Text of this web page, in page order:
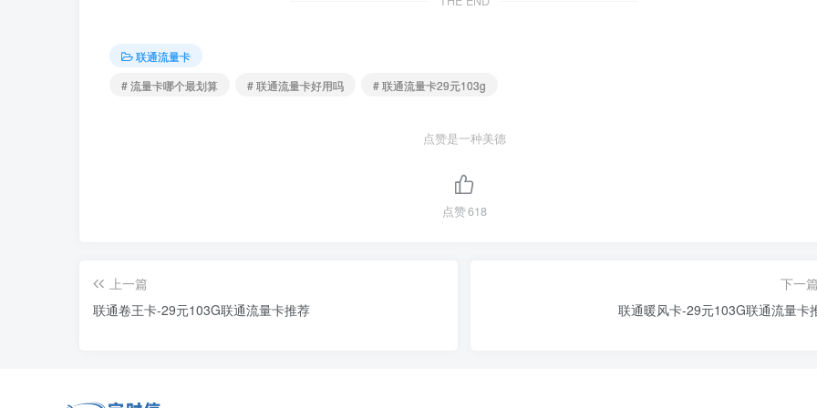
联通流量卡
# 流量卡哪个最划算
# 联通流量卡好用吗 # 联通流量卡29元103g
点赞是一种美德
点赞618
上一篇
联通卷王卡-29元103G联通流量卡推荐
下一
联通暖风卡-29元103G联通流量卡